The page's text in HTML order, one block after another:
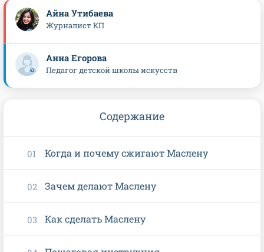
Айна Утибаева
Журналист КП
Анна Егорова
Педагог детской школы искусств
Содержание
Когда и почему сжигают Маслену
Зачем делают Маслену
Как сделать Маслену